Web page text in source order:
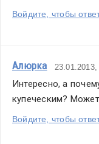
Войдите, чтобы
Алюрка
Интересно, а
купеческим?
Войдите, чтобы